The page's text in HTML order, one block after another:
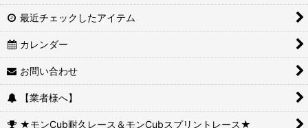
最近チェックしたアイテム
カレンダー
お問い合わせ
【業者様へ】
★モンCub耐久レース＆モンCubスプリントレース★